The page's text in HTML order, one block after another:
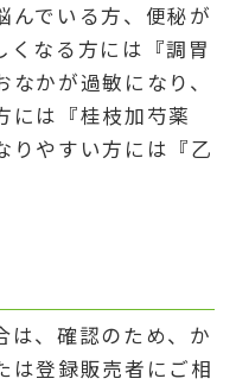
んでいる方、便秘が
くなる方には『調胃
かが過敏になり、
には『桂枝加芍薬
りやすい方には『乙
は、確認のため、か
は登録販売者にご相